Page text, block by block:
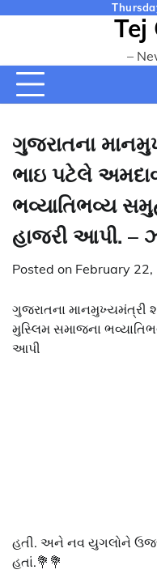
Tej
–
ગુજરાતના
ભાઇ પટેલે
ભવ્યાતિભવ્ય
હાજરી આપી. –
Posted on February 22,
ગુજરાતના માનમુખ્યમંત્રી
મુસ્લિમ સમાજના
આપી
હતી. અને નવ યુગલોને
હતાં.💐💐